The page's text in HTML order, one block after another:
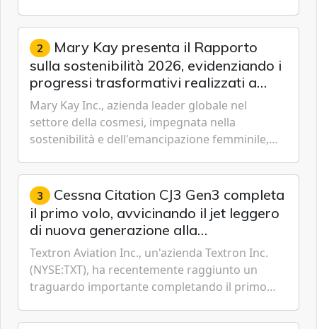
missioni an...
2 Mary Kay presenta il Rapporto
sulla sostenibilità 2026, evidenziando i
progressi trasformativi realizzati a
livello globale nelle sfere sociale,
economica e ambientale
Mary Kay Inc., azienda leader globale nel
settore della cosmesi, impegnata nella
sostenibilità e dell'emancipazione femminile,
sostenibilità 2026, una panora...
3 Cessna Citation CJ3 Gen3 completa
il primo volo, avvicinando il jet leggero
di nuova generazione alla
certificazione
Textron Aviation Inc., un'azienda Textron Inc.
(NYSE:TXT), ha recentemente raggiunto un
traguardo importante completando il primo
Gen3, avvicinando i...